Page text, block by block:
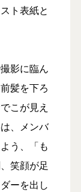
ト表紙と
影に臨ん
髪を下ろ
こが見え
、メンバ
う、「も
笑顔が足
ーを出し